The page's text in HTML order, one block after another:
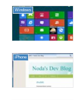
Windows
iPhone